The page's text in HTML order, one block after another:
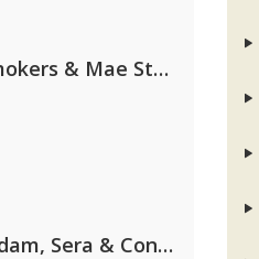
Alok, The Chainsmokers & Mae Stephens
Kris Kross Amsterdam, Sera & Conor Maynard